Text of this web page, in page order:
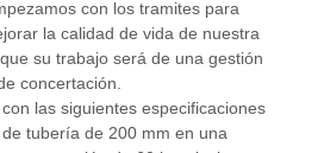
con los tramites para
la calidad de vida de nuestra
su trabajo será de una gestión
concertación.
las siguientes especificaciones
tubería de 200 mm en una